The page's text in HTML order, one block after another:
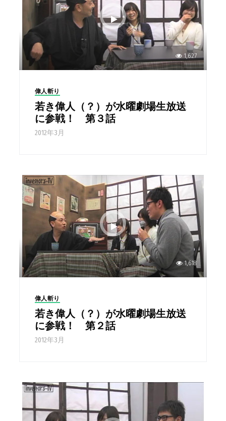
1,627
偉人斬り
若き偉人（？）が水曜劇場生放送
に参戦！ 第３話
2012年3月
1,618
偉人斬り
若き偉人（？）が水曜劇場生放送
に参戦！ 第２話
2012年3月